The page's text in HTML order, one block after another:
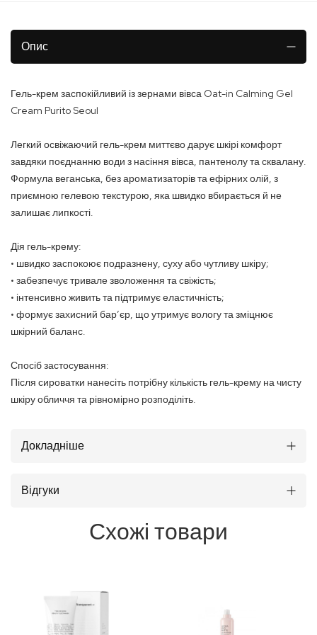
Опис
Гель-крем заспокійливий із зернами вівса Oat-in Calming Gel
Cream Purito Seoul
Легкий освіжаючий гель-крем миттєво дарує шкірі комфорт
завдяки поєднанню води з насіння вівса, пантенолу та сквалану.
Формула веганська, без ароматизаторів та ефірних олій, з
приємною гелевою текстурою, яка швидко вбирається й не
залишає липкості.
Дія гель-крему:
• швидко заспокоює подразнену, суху або чутливу шкіру;
• забезпечує тривале зволоження та свіжість;
• інтенсивно живить та підтримує еластичність;
• формує захисний бар’єр, що утримує вологу та зміцнює
шкірний баланс.
Спосіб застосування:
Після сироватки нанесіть потрібну кількість гель-крему на чисту
шкіру обличчя та рівномірно розподіліть.
Докладніше
Відгуки
Схожі товари